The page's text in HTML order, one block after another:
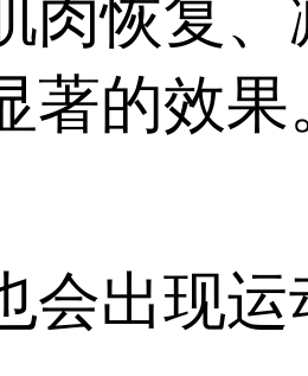
肉恢复
著的效果
会出现